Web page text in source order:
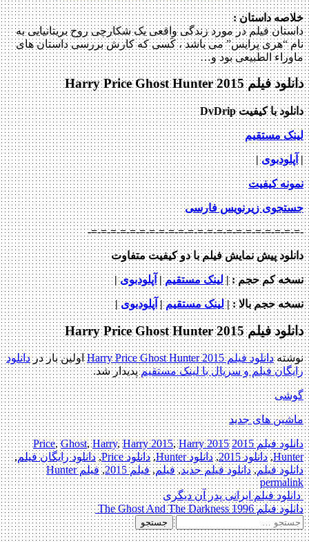
خلاصه داستان :
داستان فیلم در مورد زندگی واقعی یک شکارچی روح بریتانیایی به
نام “هری پرایس” می باشد ، کَسی که کارش بررسی داستان های
ماوراء الطبیعی بود و…
دانلود فیلم Harry Price Ghost Hunter 2015
دانلود با کیفیت DvDrip
لینک مستقیم
| آپلودبوی|
نمونه کیفیت
جستجوی زیرنویس فارسی
-=-=-=-=-=-=-=-=-=-=-=-=-=-=-=-=-=-=-=-=-=-=-
دانلود پیش نمایش فیلم با دو کیفیت متفاوت
نسخه کم حجم: | لینک مستقیم| آپلودبوی|
نسخه حجم بالا: |لینک مستقیم| آپلودبوی|
دانلود فیلم Harry Price Ghost Hunter 2015
نوشتهدانلود فیلم Harry Price Ghost Hunter 2015 اولین بار دردانلود
رایگان فیلم و سریال با لینک مستقیمپدیدار شد.
گوشی
ماشین های جدید
دانلود فیلم 2015 2015 Price
,Ghost,Harry,Harry 2015,Harry
Hunter
, دانلود 2015 ,دانلود Hunter , دانلود Price ,دانلود رایگان فیلم,
دانلود فیلم,دانلود فیلم جدید, فیلم,فیلم 2015 , فیلم Hunter
permalink
Post
navigation
دانلود فیلم ایرانی پدر آن دیگری
دانلود فیلم The Ghost And The Darkness 1996
جستجو
برای: